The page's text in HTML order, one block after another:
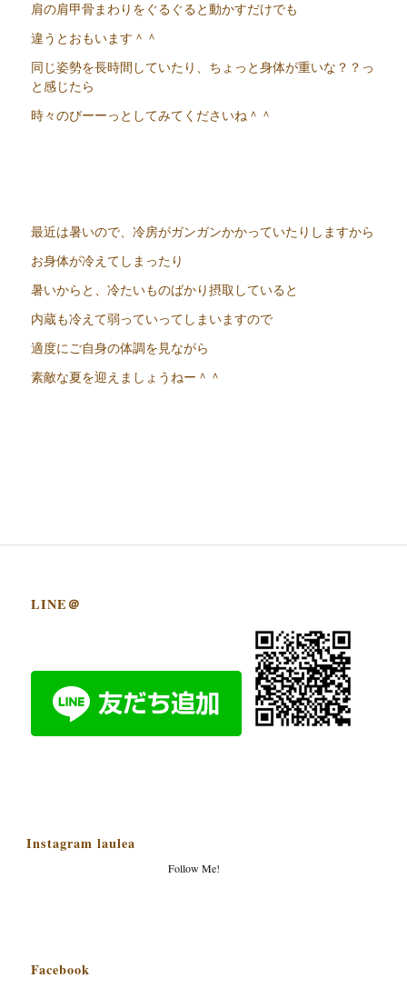
肩の肩甲骨まわりをぐるぐると動かすだけでも
違うとおもいます＾＾
同じ姿勢を長時間していたり、ちょっと身体が重いな？？っ
と感じたら
時々のびーーっとしてみてくださいね＾＾
最近は暑いので、冷房がガンガンかかっていたりしますから
お身体が冷えてしまったり
暑いからと、冷たいものばかり摂取していると
内蔵も冷えて弱っていってしまいますので
適度にご自身の体調を見ながら
素敵な夏を迎えましょうねー＾＾
LINE＠
Instagram laulea
Follow Me!
Facebook